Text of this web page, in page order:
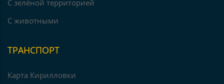
С зелёной территорией
С животными
ТРАНСПОРТ
Карта Кирилловки